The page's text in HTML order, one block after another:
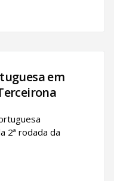
em
2ª rodada da